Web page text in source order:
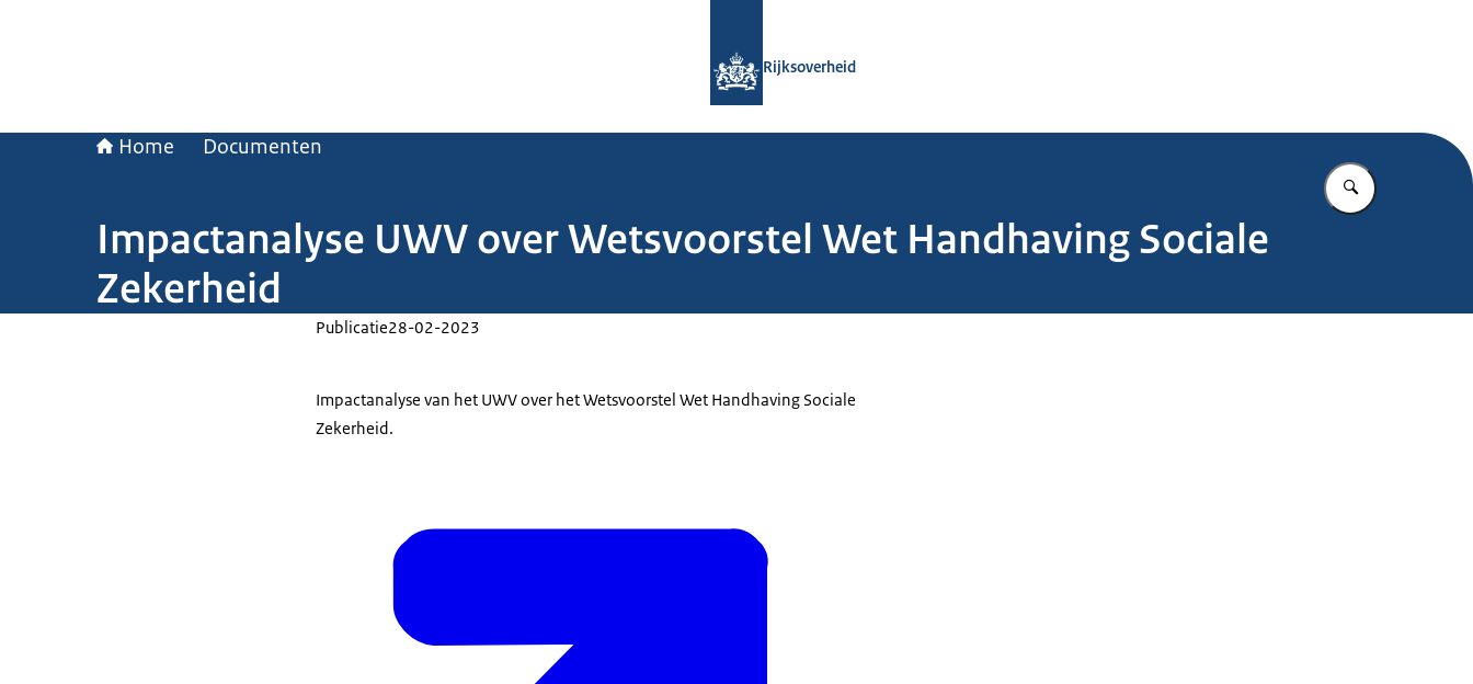
Rijksoverheid
Home Documenten
Vul in wat u
Impactanalyse UWV over Wetsvoorstel Wet Handhaving Sociale
Zekerheid
Publicatie28-02-2023
Impactanalyse van het UWV over het Wetsvoorstel Wet Handhaving Sociale
Zekerheid.